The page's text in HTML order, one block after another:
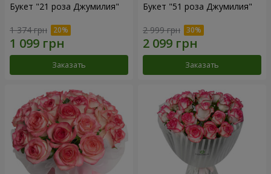
Букет "21 роза Джумилия"
1 374 грн
Заказать
Букет "51 роза Джумилия"
2 999 грн
Заказать